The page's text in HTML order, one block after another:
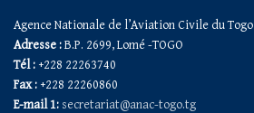
Agence Nationale de l’Aviation Civile du Togo
Adresse :B.P. 2699, Lomé -TOGO
Tél : +228 22263740
Fax : +228 22260860
E-mail 1: secretariat@anac-togo.tg